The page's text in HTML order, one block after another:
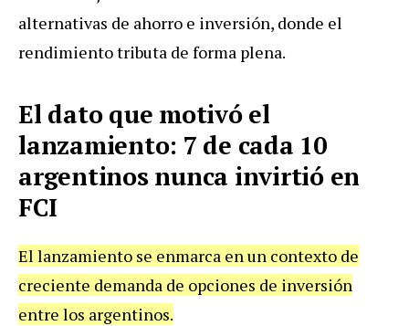
alternativas de ahorro e inversión, donde el
rendimiento tributa de forma plena.
El dato que motivó el
lanzamiento: 7 de cada 10
argentinos nunca invirtió en
FCI
El lanzamiento se enmarca en un contexto de
creciente demanda de opciones de inversión
entre los argentinos.